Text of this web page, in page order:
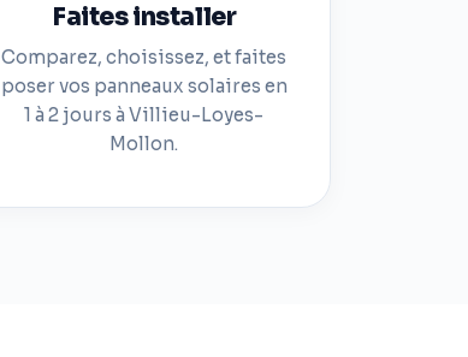
Faites installer
Comparez, choisissez, et faites
poser vos panneaux solaires en
1 à 2 jours à Villieu-Loyes-
Mollon.